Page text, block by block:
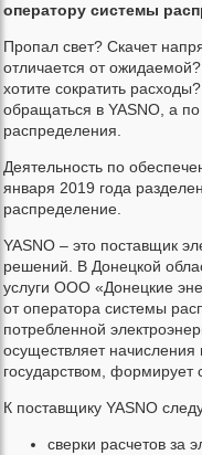
оператору системы
Пропал свет? Скачет
отличается от
хотите сократить
обращаться в YASNO, а
распределения.
Деятельность по
января 2019 года
распределение.
YASNO – это поставщик
решений. В Донецкой
услуги ООО «Донецкие
от оператора системы
потребленной
осуществляет
государством, формирует
К поставщику YASNO
сверки расчетов за